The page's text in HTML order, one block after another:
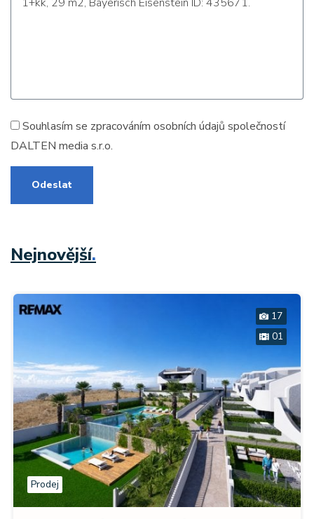
Souhlasím se zpracováním osobních údajů společností
DALTEN media s.r.o.
Odeslat
Nejnovější.
17
01
Prodej